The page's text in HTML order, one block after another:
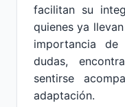
facilitan su
quienes ya
importancia
dudas,
sentirse
adaptación.